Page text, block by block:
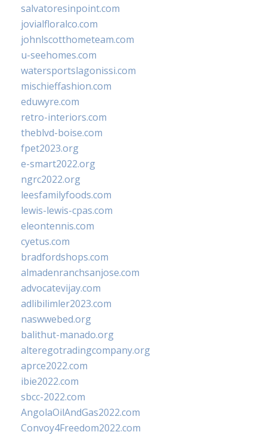
salvatoresinpoint.com
jovialfloralco.com
johnlscotthometeam.com
u-seehomes.com
watersportslagonissi.com
mischieffashion.com
eduwyre.com
retro-interiors.com
theblvd-boise.com
fpet2023.org
e-smart2022.org
ngrc2022.org
leesfamilyfoods.com
lewis-lewis-cpas.com
eleontennis.com
cyetus.com
bradfordshops.com
almadenranchsanjose.com
advocatevijay.com
adlibilimler2023.com
naswwebed.org
balithut-manado.org
alteregotradingcompany.org
aprce2022.com
ibie2022.com
sbcc-2022.com
AngolaOilAndGas2022.com
Convoy4Freedom2022.com